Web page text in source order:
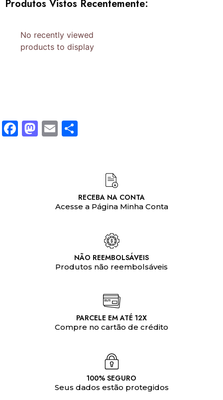
Produtos Vistos Recentemente:
No recently viewed
products to display
Facebook
Mastodon
Email
RECEBA NA CONTA
Acesse a Página Minha Conta
NÃO REEMBOLSÁVEIS
Produtos não reembolsáveis
PARCELE EM ATÉ 12X
Compre no cartão de crédito
100% SEGURO
Seus dados estão protegidos